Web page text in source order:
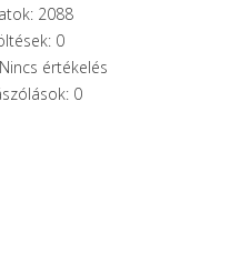
2088
0
értékelés
0